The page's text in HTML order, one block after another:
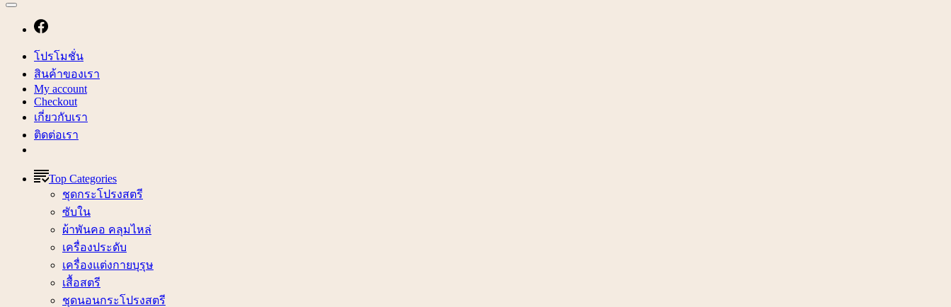
โปรโมชั่น
สินค้าของเรา
My account
Checkout
เกี่ยวกับเรา
ติดต่อเรา
Top Categories
ชุดกระโปรงสตรี
ซับใน
ผ้าพันคอ คลุมไหล่
เครื่องประดับ
เครื่องแต่งกายบุรุษ
เสื้อสตรี
ชุดนอนกระโปรงสตรี